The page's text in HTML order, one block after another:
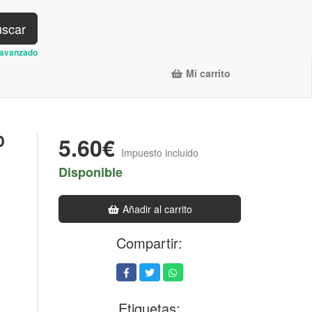
Mi carrito
5.60€ Impuesto incluido
Disponible
Añadir al carrito
Compartir: